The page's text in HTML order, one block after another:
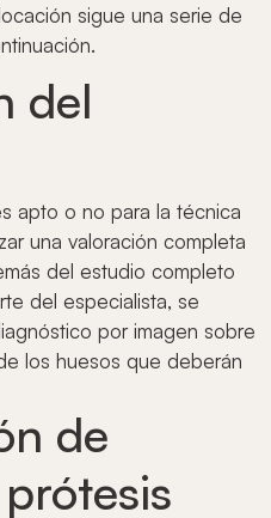
sigue una serie de
del
apto o no para la técnica
una valoración completa
del estudio completo
del especialista, se
por imagen sobre
los huesos que deberán
de